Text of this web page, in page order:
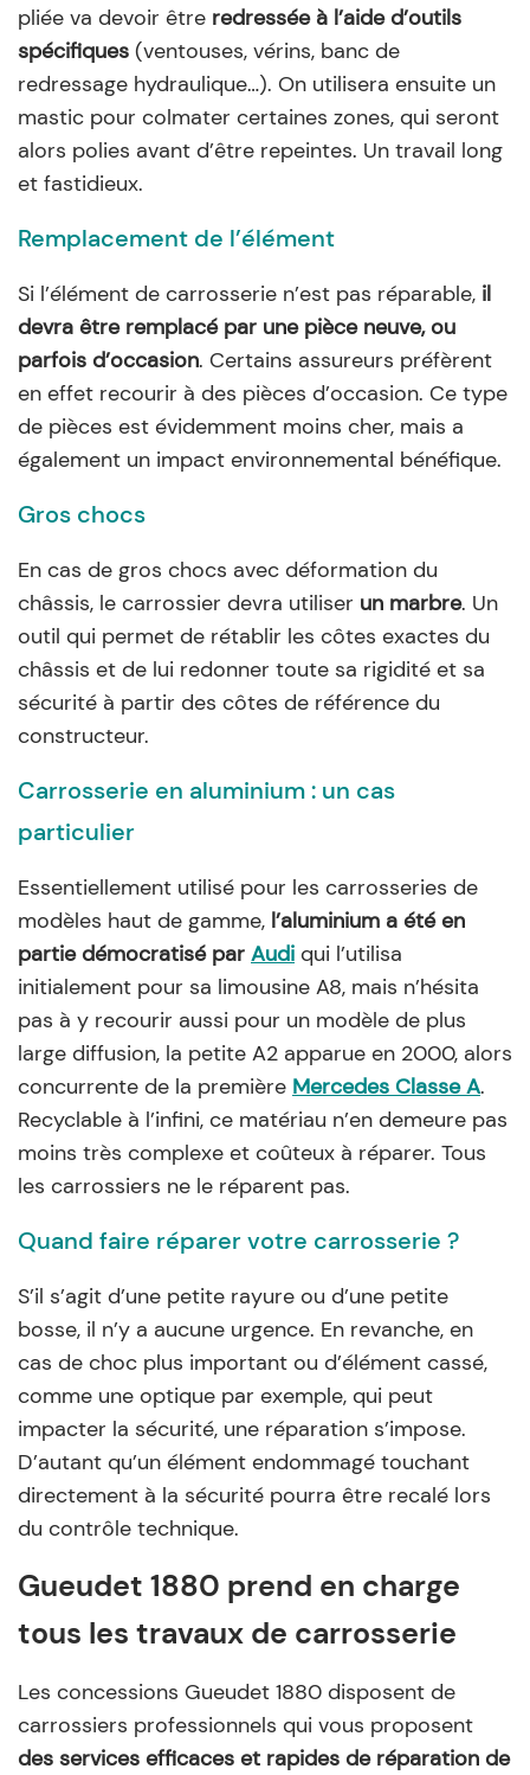
pliée va devoir être redressée à l’aide d’outils
spécifiques (ventouses, vérins, banc de
redressage hydraulique…). On utilisera ensuite un
mastic pour colmater certaines zones, qui seront
alors polies avant d’être repeintes. Un travail long
et fastidieux.
Remplacement de l’élément
Si l’élément de carrosserie n’est pas réparable, il
devra être remplacé par une pièce neuve, ou
parfois d’occasion. Certains assureurs préfèrent
en effet recourir à des pièces d’occasion. Ce type
de pièces est évidemment moins cher, mais a
également un impact environnemental bénéfique.
Gros chocs
En cas de gros chocs avec déformation du
châssis, le carrossier devra utiliser un marbre. Un
outil qui permet de rétablir les côtes exactes du
châssis et de lui redonner toute sa rigidité et sa
sécurité à partir des côtes de référence du
constructeur.
Carrosserie en aluminium : un cas
particulier
Essentiellement utilisé pour les carrosseries de
modèles haut de gamme, l’aluminium a été en
partie démocratisé par Audi qui l’utilisa
initialement pour sa limousine A8, mais n’hésita
pas à y recourir aussi pour un modèle de plus
large diffusion, la petite A2 apparue en 2000, alors
concurrente de la première Mercedes Classe A.
Recyclable à l’infini, ce matériau n’en demeure pas
moins très complexe et coûteux à réparer. Tous
les carrossiers ne le réparent pas.
Quand faire réparer votre carrosserie ?
S’il s’agit d’une petite rayure ou d’une petite
bosse, il n’y a aucune urgence. En revanche, en
cas de choc plus important ou d’élément cassé,
comme une optique par exemple, qui peut
impacter la sécurité, une réparation s’impose.
D’autant qu’un élément endommagé touchant
directement à la sécurité pourra être recalé lors
du contrôle technique.
Gueudet 1880 prend en charge
tous les travaux de carrosserie
Les concessions Gueudet 1880 disposent de
carrossiers professionnels qui vous proposent
des services efficaces et rapides de réparation de